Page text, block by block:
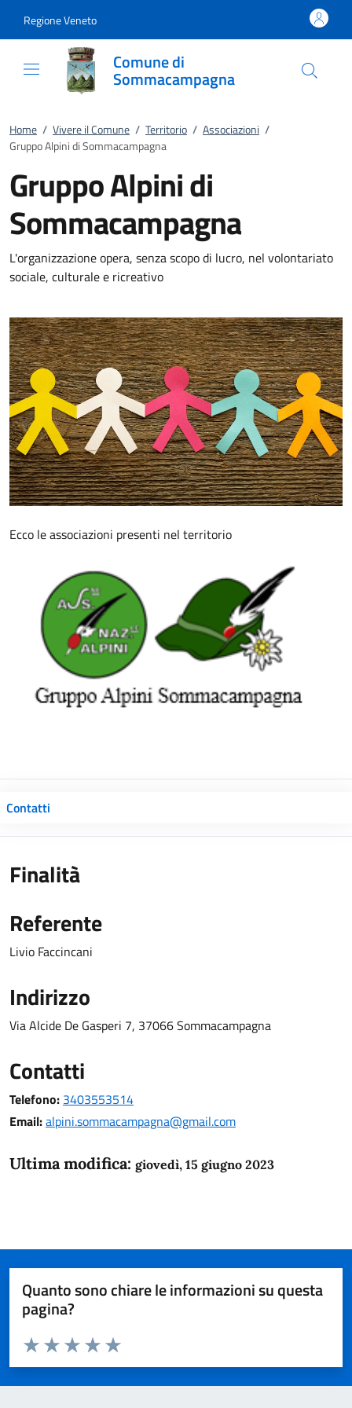
Regione Veneto
Comune di
Sommacampagna
Home / Vivere il Comune / Territorio / Associazioni /
Gruppo Alpini di Sommacampagna
Gruppo Alpini di
Sommacampagna
L'organizzazione opera, senza scopo di lucro, nel volontariato
sociale, culturale e ricreativo
Ecco le associazioni presenti nel territorio
Contatti
Finalità
Referente
Livio Faccincani
Indirizzo
Via Alcide De Gasperi 7, 37066 Sommacampagna
Contatti
Telefono: 3403553514
Email:alpini.sommacampagna@gmail.com
Ultima modifica: giovedì, 15 giugno 2023
Quanto sono chiare le informazioni su questa
pagina?
Domanda
Valuta da 1 a 5 stelle la pagina
Valuta 5 stelle su 5
Valuta 4 stelle su 5
Valuta 3 stelle su 5
Valuta 2 stelle su 5
Valuta 1 stelle su 5